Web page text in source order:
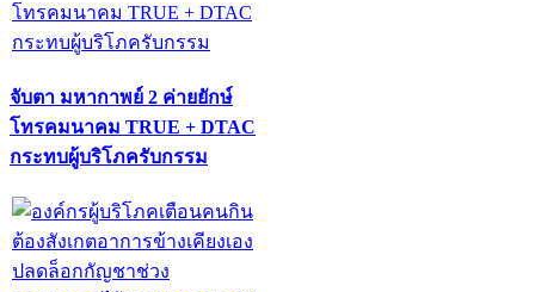
จับตา มหากาพย์ 2 ค่ายยักษ์
โทรคมนาคม TRUE + DTAC
กระทบผู้บริโภครับกรรม